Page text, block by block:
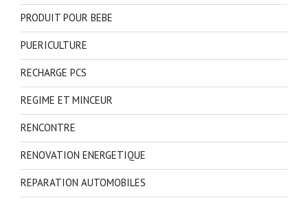
PRODUIT POUR BEBE
PUERICULTURE
RECHARGE PCS
REGIME ET MINCEUR
RENCONTRE
RENOVATION ENERGETIQUE
REPARATION AUTOMOBILES